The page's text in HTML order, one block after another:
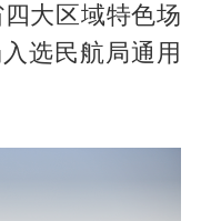
大区域特色场
选民航局通用